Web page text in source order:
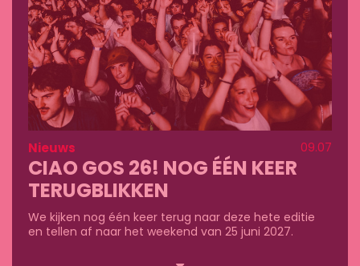
Nieuws 09.07
CIAO GOS 26! NOG ÉÉN KEER
TERUGBLIKKEN
We kijken nog één keer terug naar deze hete editie
en tellen af naar het weekend van 25 juni 2027.